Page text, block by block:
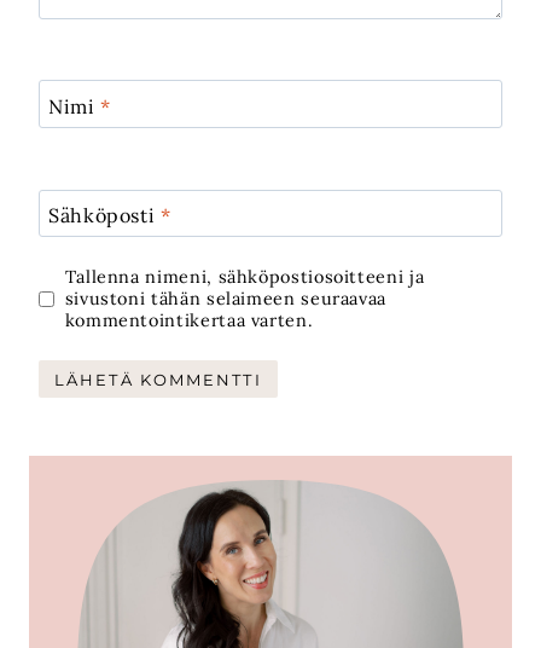
Nimi*
Sähköposti*
Tallenna nimeni, sähköpostiosoitteeni ja
sivustoni tähän selaimeen seuraavaa
kommentointikertaa varten.